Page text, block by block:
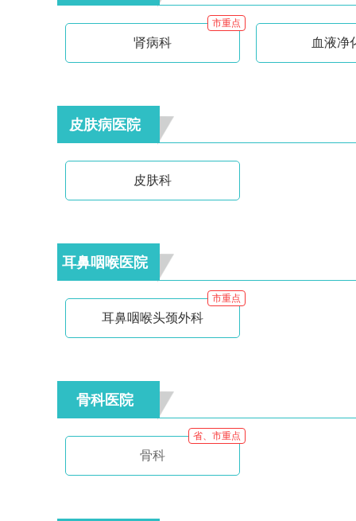
肾病科
市重点
血液净
皮肤病医院
皮肤科
耳鼻咽喉医院
耳鼻咽喉头颈外科
市重点
骨科医院
骨科
省、市重点